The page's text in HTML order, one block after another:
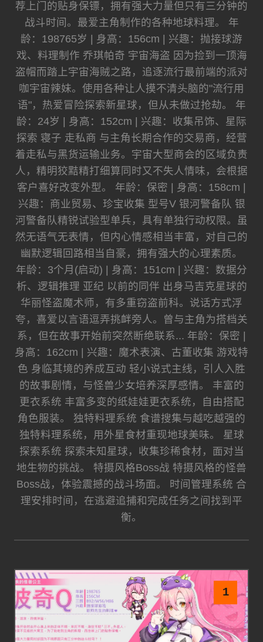
荐上门的贴身保镖，拥有强大力量但只有三分钟的
战斗时间。最爱主角制作的各种地球料理。 年
龄：198765岁 | 身高：156cm | 兴趣：抛接球游
戏、料理制作 乔琪帕奇 宇宙海盗 因为捡到一顶海
盗帽而踏上宇宙海贼之路，追逐流行最前端的派对
咖宇宙辣妹。使用各种让人摸不清头脑的"流行用
语"，热爱冒险探索新星球，但从未做过抢劫。 年
龄：24岁 | 身高：152cm | 兴趣：收集吊饰、星际
探索 寝子 走私商 与主角长期合作的交易商，经营
着走私与黑货运输业务。宇宙大型商会的区域负责
人，精明狡黠精打细算同时又不失人情味，会根据
客户喜好改变外型。 年龄：保密 | 身高：158cm |
兴趣：商业贸易、珍宝收集 型号V 银河警备队 银
河警备队精锐试验型单兵，具有单独行动权限。虽
然无语气无表情，但内心情感相当丰富，对自己的
幽默逻辑回路相当自豪，拥有强大的心理素质。
年龄：3个月(启动) | 身高：151cm | 兴趣：数据分
析、逻辑推理 亚纪 以前的同伴 出身马吉克星球的
华丽怪盗魔术师，有多重窃盗前科。说话方式浮
夸，喜爱以言语逗弄挑衅旁人。曾与主角为搭档关
系，但在故事开始前突然断绝联系... 年龄：保密 |
身高：162cm | 兴趣：魔术表演、古董收集 游戏特
色 身临其境的养成互动 轻小说式主线，引人入胜
的故事剧情，与怪兽少女培养深厚感情。 丰富的
更衣系统 丰富多变的纸娃娃更衣系统，自由搭配
角色服装。 独特料理系统 食谱搜集与越吃越强的
独特料理系统，用外星食材重现地球美味。 星球
探索系统 探索未知星球，收集珍稀食材，面对当
地生物的挑战。 特摄风格Boss战 特摄风格的怪兽
Boss战，体验震撼的战斗场面。 时间管理系统 合
理安排时间，在逃避追捕和完成任务之间找到平
衡。
1